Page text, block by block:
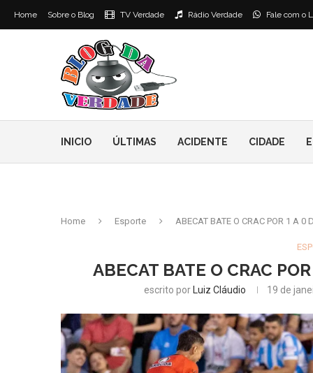
Home Sobre o Blog TV Verdade Rádio Verdade Fale com o
INICIO ÚLTIMAS ACIDENTE CIDADE
Home Esporte ABECAT BATE O CRAC POR 1 A 0
ABECAT BATE O CRAC
escrito por Luiz Cláudio 19 de